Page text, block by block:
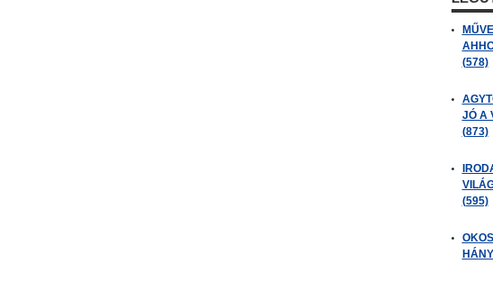
(578)
JÓ A
(873)
(595)